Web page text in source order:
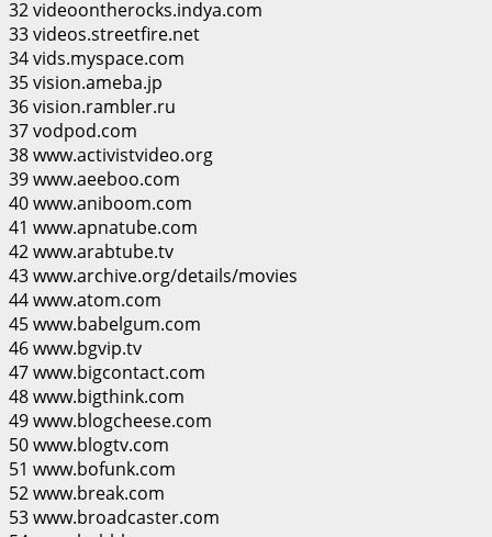
32 videoontherocks.indya.com
33 videos.streetfire.net
34 vids.myspace.com
35 vision.ameba.jp
36 vision.rambler.ru
37 vodpod.com
38 www.activistvideo.org
39 www.aeeboo.com
40 www.aniboom.com
41 www.apnatube.com
42 www.arabtube.tv
43 www.archive.org/details/movies
44 www.atom.com
45 www.babelgum.com
46 www.bgvip.tv
47 www.bigcontact.com
48 www.bigthink.com
49 www.blogcheese.com
50 www.blogtv.com
51 www.bofunk.com
52 www.break.com
53 www.broadcaster.com